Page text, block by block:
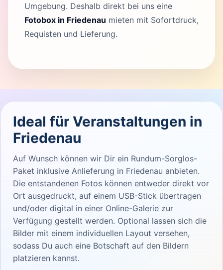
Umgebung. Deshalb direkt bei uns eine
Fotobox in Friedenau mieten mit Sofortdruck,
Requisten und Lieferung.
Ideal für Veranstaltungen in
Friedenau
Auf Wunsch können wir Dir ein Rundum-Sorglos-
Paket inklusive Anlieferung in Friedenau anbieten.
Die entstandenen Fotos können entweder direkt vor
Ort ausgedruckt, auf einem USB-Stick übertragen
und/oder digital in einer Online-Galerie zur
Verfügung gestellt werden. Optional lassen sich die
Bilder mit einem individuellen Layout versehen,
sodass Du auch eine Botschaft auf den Bildern
platzieren kannst.